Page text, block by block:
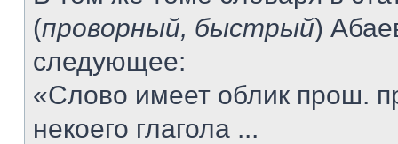
(проворный, быстрый)
следующее:
«Слово имеет облик прош.
некоего глагола ...